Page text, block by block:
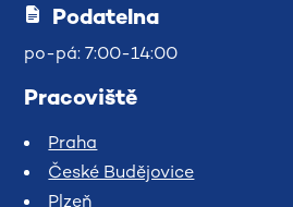
Podatelna
po-pá: 7:00-14:00
Pracoviště
Praha
České Budějovice
Plzeň